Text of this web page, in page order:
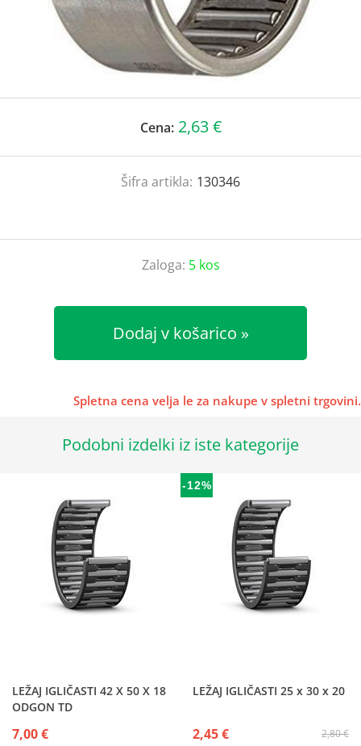
Cena: 2,63 €
Šifra artikla: 130346
Zaloga: 5 kos
Dodaj v košarico
Spletna cena velja le za nakupe v spletni trgovini.
Podobni izdelki iz iste kategorije
LEŽAJ IGLIČASTI 42 X 50 X 18
ODGON TD
7,00 €
-12%
LEŽAJ IGLIČASTI 25 x 30 x 20
2,80 €
2,45 €